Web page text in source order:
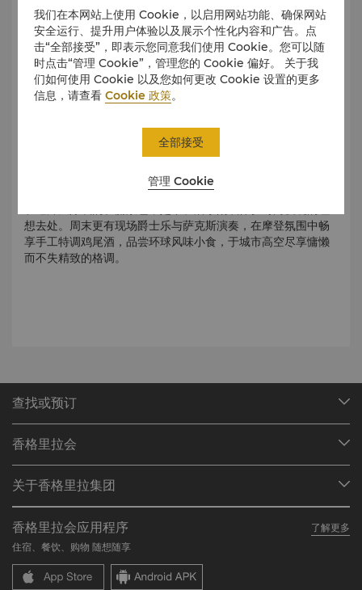
这家时尚的屋顶快闪酒吧和酒廊位于 42 层，可饱览哈利法塔
想去处。周末更有现场爵士乐与萨克斯演奏，在摩登氛围中畅
享手工特调鸡尾酒，品尝环球风味小食，于城市高空尽享慵懒
而不失精致的格调。
查找或预订
查找预订
餐厅与酒吧
香格里拉会
加入香格里拉会
常见问题
联络我们
关于香格里拉集团
我们的酒店品牌
香格里拉中心
香格里拉公寓
职业发展
企业社会责任
新闻稿
香格里拉会应用程序
了解更多
住宿、餐饮、购物 随想随享
我们在本网站上使用 Cookie，以启用网站功能、确保网站
安全运行、提升用户体验以及展示个性化内容和广告。点
击“全部接受”，即表示您同意我们使用 Cookie。您可以随
时点击“管理 Cookie”，管理您的 Cookie 偏好。 关于我
们如何使用 Cookie 以及您如何更改 Cookie 设置的更多
信息，请查看Cookie 政策。
管理 Cookie
全部接受